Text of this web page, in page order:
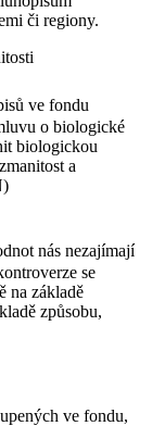
či regiony.
ve fondu
o biologické
biologickou
a
nás nezajímají
se
na základě
způsobu,
ve fondu,